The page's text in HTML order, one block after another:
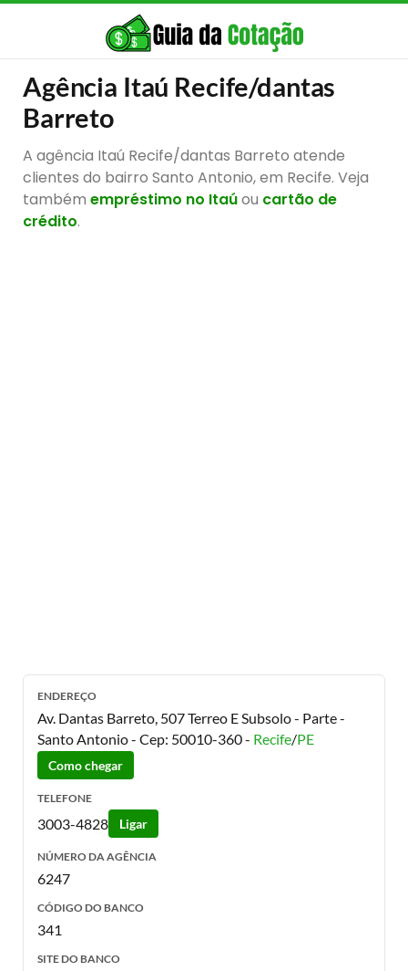
Agência Itaú Recife/dantas
Barreto
A agência Itaú Recife/dantas Barreto atende
clientes do bairro Santo Antonio, em Recife. Veja
também empréstimo no Itaúou cartão de
crédito.
ENDEREÇO
Av. Dantas Barreto, 507 Terreo E Subsolo - Parte -
Santo Antonio- Cep: 50010-360- Recife/PE
Como chegar
TELEFONE
3003-4828 Ligar
NÚMERO DA AGÊNCIA
6247
CÓDIGO DO BANCO
341
SITE DO BANCO